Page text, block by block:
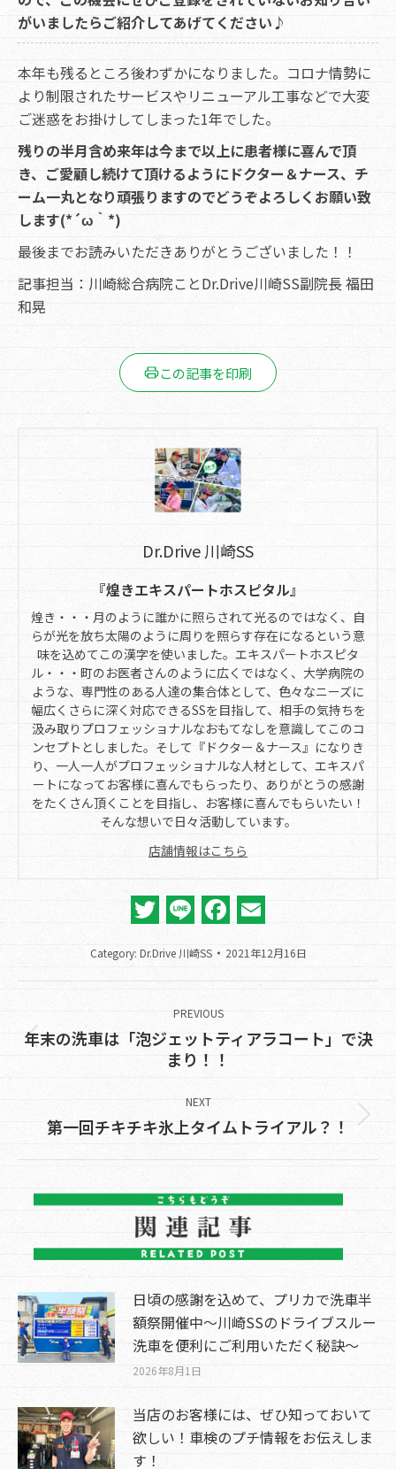
がいましたらご紹介してあげてください♪
本年も残るところ後わずかになりました。コロナ情勢に
より制限されたサービスやリニューアル工事などで大変
ご迷惑をお掛けしてしまった1年でした。
残りの半月含め来年は今まで以上に患者様に喜んで頂
き、ご愛顧し続けて頂けるようにドクター＆ナース、チ
ーム一丸となり頑張りますのでどうぞよろしくお願い致
します(*´ω｀*)
最後までお読みいただきありがとうございました！！
記事担当：川崎総合病院ことDr.Drive川崎SS副院長 福田
和晃
この記事を印刷
Dr.Drive 川崎SS
『煌きエキスパートホスピタル』
煌き・・・月のように誰かに照らされて光るのではなく、自
らが光を放ち太陽のように周りを照らす存在になるという意
味を込めてこの漢字を使いました。エキスパートホスピタ
ル・・・町のお医者さんのように広くではなく、大学病院の
ような、専門性のある人達の集合体として、色々なニーズに
幅広くさらに深く対応できるSSを目指して、相手の気持ちを
汲み取りプロフェッショナルなおもてなしを意識してこのコ
ンセプトとしました。そして『ドクター＆ナース』になりき
り、一人一人がプロフェッショナルな人材として、エキスパ
ートになってお客様に喜んでもらったり、ありがとうの感謝
をたくさん頂くことを目指し、お客様に喜んでもらいたい！
そんな想いで日々活動しています。
店舗情報はこちら
Twitter
LineFacebook
Category: Dr.Drive 川崎SS 2021年12月16日
navigation
PREVIOUS
Previous
post:
年末の洗車は「泡ジェットティアラコート」で決
まり！！
NEXT
Next
第一回チキチキ氷上タイムトライアル？！
日頃の感謝を込めて、プリカで洗車半
額祭開催中～川崎SSのドライブスルー
洗車を便利にご利用いただく秘訣～
2026年8月1日
当店のお客様には、ぜひ知っておいて
欲しい！車検のプチ情報をお伝えしま
す！